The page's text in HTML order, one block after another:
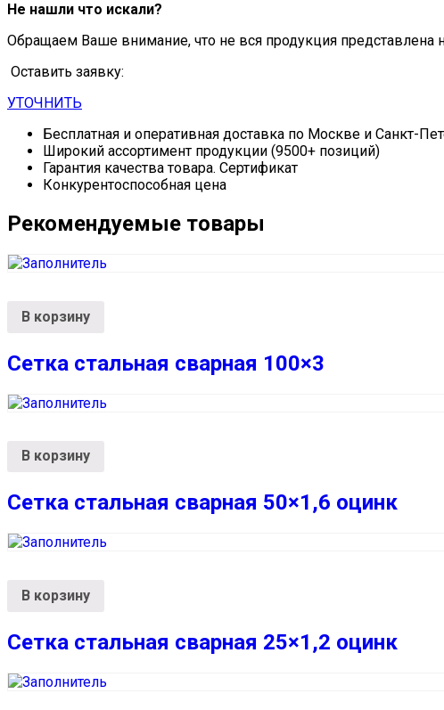
Не нашли что искали?
Обращаем Ваше внимание, что не вся продукция
Оставить заявку:
УТОЧНИТЬ
Бесплатная и оперативная доставка по Москве и Санкт-
Широкий ассортимент продукции (9500+ позиций)
Гарантия качества товара. Сертификат
Конкурентоспособная цена
Рекомендуемые товары
В корзину
Сетка стальная сварная 100×3
В корзину
Сетка стальная сварная 50×1,6 оцинк
В корзину
Сетка стальная сварная 25×1,2 оцинк